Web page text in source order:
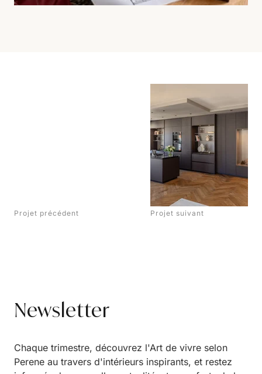
Projet précédent Projet suivant
Newsletter
Chaque trimestre, découvrez l'Art de vivre selon
Perene au travers d'intérieurs inspirants, et restez